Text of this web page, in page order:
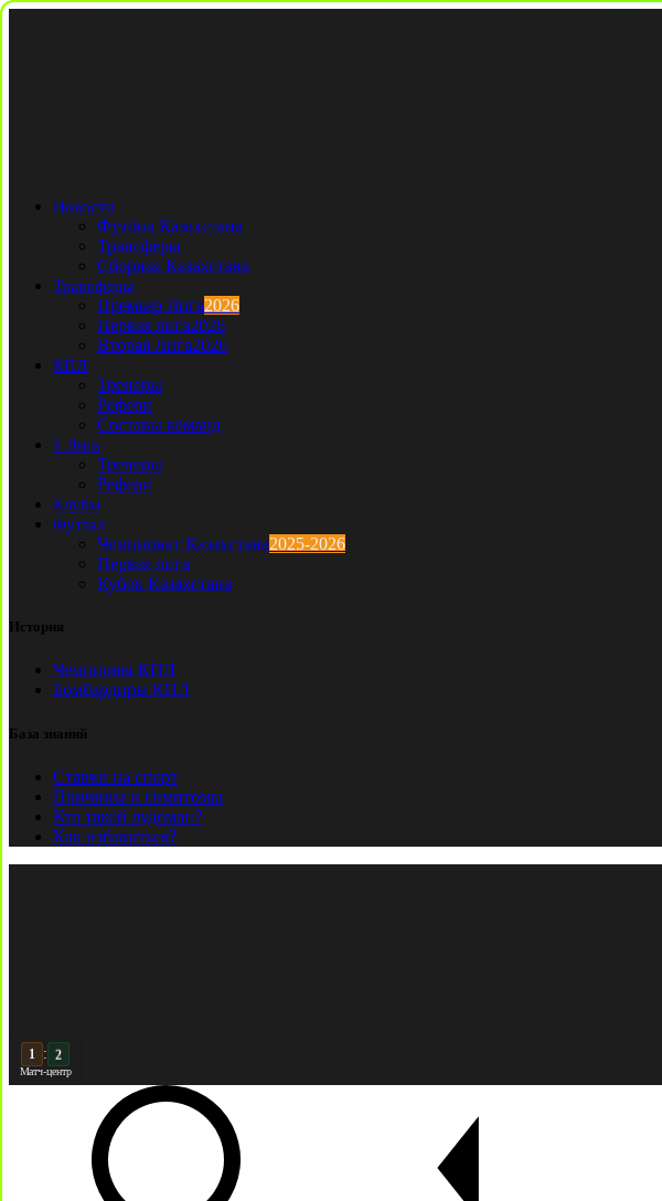
Новости
Футбол Казахстана
Трансферы
Сборная Казахстана
Трансферы
Премьер Лига2026
Первая лига2026
Вторая Лига2026
КПЛ
Тренеры
Рефери
Составы команд
1 Лига
Тренеры
Рефери
Клубы
Футзал
Чемпионат Казахстана2025-2026
Первая лига
Кубок Казахстана
История
Чемпионы КПЛ
Бомбардиры КПЛ
База знаний
Ставки на спорт
Причины и симптомы
Кто такой лудоман?
Как избавиться?
2 : 2
Матч-центр